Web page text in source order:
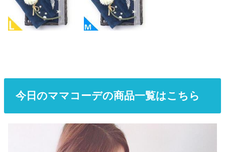
今日のママコーデの商品一覧はこちら